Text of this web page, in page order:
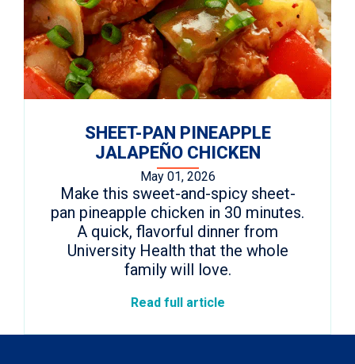
SHEET-PAN PINEAPPLE
JALAPEÑO CHICKEN
May 01, 2026
Make this sweet-and-spicy sheet-
pan pineapple chicken in 30 minutes.
A quick, flavorful dinner from
University Health that the whole
family will love.
Read full article